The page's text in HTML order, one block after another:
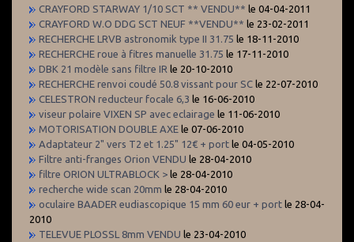
CRAYFORD STARWAY 1/10 SCT ** VENDU** le 04-04-2011
CRAYFORD W.O DDG SCT NEUF **VENDU** le 23-02-2011
RECHERCHE LRVB astronomik type II 31.75 le 18-11-2010
RECHERCHE roue à fitres manuelle 31.75 le 17-11-2010
DBK 21 modèle sans filtre IR le 20-10-2010
RECHERCHE renvoi coudé 50.8 vissant pour SC le 22-07-2010
CELESTRON reducteur focale 6,3 le 16-06-2010
viseur polaire VIXEN SP avec eclairage le 11-06-2010
MOTORISATION DOUBLE AXE le 07-06-2010
Adaptateur 2" vers T2 et 1.25" 12€ + port le 04-05-2010
Filtre anti-franges Orion VENDU le 28-04-2010
filtre ORION ULTRABLOCK > le 28-04-2010
recherche wide scan 20mm le 28-04-2010
oculaire BAADER eudiascopique 15 mm 60 eur + port le 28-04-
2010
TELEVUE PLOSSL 8mm VENDU le 23-04-2010